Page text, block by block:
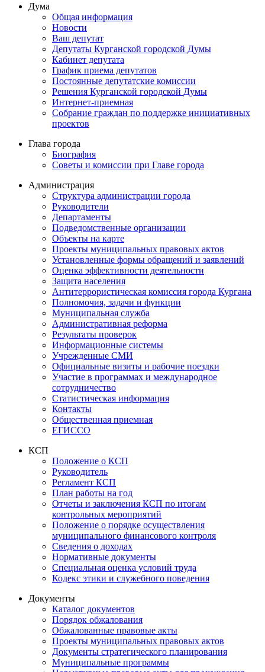
Дума
Общая информация
Новости
Ваш депутат
Депутаты Курганской городской Думы
Кабинет депутата
График приема депутатов
Постоянные депутатские комиссии
Решения Курганской городской Думы
Интернет-приемная
Собрание граждан по поддержке инициативных
проектов
Глава города
Биография
Советы и комиссии при Главе города
Администрация
Структура администрации города
Руководители
Департаменты
Подведомственные организации
Объекты на карте
Проекты муниципальных правовых актов
Установленные формы обращений и заявлений
Оценка эффективности деятельности
Защита населения
Антитеррористическая комиссия города Кургана
Полномочия, задачи и функции
Муниципальная служба
Административная реформа
Результаты проверок
Информационные системы
Учрежденные СМИ
Официальные визиты и рабочие поездки
Участие в программах и международное
сотрудничество
Статистическая информация
Контакты
Общественная приемная
ЕГИССО
КСП
Положение о КСП
Руководитель
Регламент КСП
План работы на год
Отчеты и заключения КСП по итогам
контрольных мероприятий
Положение о порядке осуществления
муниципального финансового контроля
Сведения о доходах
Нормативные документы
Специальная оценка условий труда
Кодекс этики и служебного поведения
Документы
Каталог документов
Порядок обжалования
Обжалованные правовые акты
Проекты муниципальных правовых актов
Документы стратегического планирования
Муниципальные программы